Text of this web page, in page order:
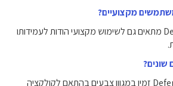
מקצועיים?
כיסוי Defender Series Pro מתאים גם לשימוש מקצועי הודות לעמידותו
שונים?
כן, כיסוי Defender Series Pro זמין במגוון צבעים בהתאם לקולקציה